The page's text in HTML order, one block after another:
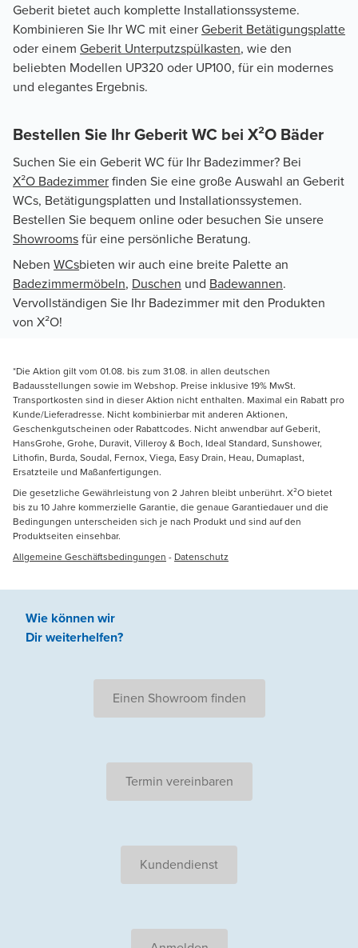
Geberit bietet auch komplette Installationssysteme.
Kombinieren Sie Ihr WC mit einerGeberit Betätigungsplatte
oder einem Geberit Unterputzspülkasten, wie den
beliebten Modellen UP320 oder UP100, für ein modernes
und elegantes Ergebnis.
Bestellen Sie Ihr Geberit WC bei X²O Bäder
Suchen Sie ein Geberit WC für Ihr Badezimmer? Bei
X²O Badezimmerfinden Sie eine große Auswahl an Geberit
WCs, Betätigungsplatten und Installationssystemen.
Bestellen Sie bequem online oder besuchen Sie unsere
Showroomsfür eine persönliche Beratung.
Neben WCsbieten wir auch eine breite Palette an
Badezimmermöbeln, Duschen und Badewannen.
Vervollständigen Sie Ihr Badezimmer mit den Produkten
von X²O!
*Die Aktion gilt vom 01.08. bis zum 31.08. in allen deutschen
Badausstellungen sowie im Webshop. Preise inklusive 19% MwSt.
Transportkosten sind in dieser Aktion nicht enthalten. Maximal ein Rabatt pro
Kunde/Lieferadresse. Nicht kombinierbar mit anderen Aktionen,
Geschenkgutscheinen oder Rabattcodes. Nicht anwendbar auf Geberit,
HansGrohe, Grohe, Duravit, Villeroy & Boch, Ideal Standard, Sunshower,
Lithofin, Burda, Soudal, Fernox, Viega, Easy Drain, Heau, Dumaplast,
Ersatzteile und Maßanfertigungen.
Die gesetzliche Gewährleistung von 2 Jahren bleibt unberührt. X²O bietet
bis zu 10 Jahre kommerzielle Garantie, die genaue Garantiedauer und die
Bedingungen unterscheiden sich je nach Produkt und sind auf den
Produktseiten einsehbar.
Allgemeine Geschäftsbedingungen - Datenschutz
Wie können wir
Dir weiterhelfen?
Einen Showroom finden
Termin vereinbaren
Kundendienst